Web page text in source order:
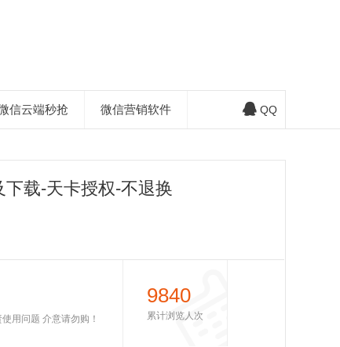
信云端秒抢 微信营销软件 QQ
载-天卡授权-不退换
用问题 介意请勿购！
9840
累计浏览人次